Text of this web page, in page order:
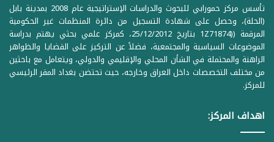
تأسس مركز حمورابي للبحوث والدراسات الإستراتيجية عام 2008 بمدينة بابل
(الحلة)، وحصل على شهادة التسجيل من دائرة المنظمات غير الحكومية
المرقمة ((1Z71874 بتاريخ 25/12/2012، كمركز علمي بحثي يهتم بدراسة
الموضوعات السياسية والمجتمعية، فضلاً عن التركيز على القضايا والظواهر
الراهنة والمحتملة في الشأن المحلي والإقليمي والدولي، ويتعامل مع باحثين
من مختلف التخصصات داخل العراق وخارجه، حيث تحتضن بغداد المقر الرئيسي
للمركز.
اهداف المركز: